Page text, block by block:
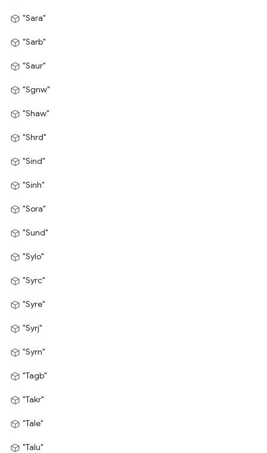
"Sara"
"Sarb"
"Saur"
"Sgnw"
"Shaw"
"Shrd"
"Sind"
"Sinh"
"Sora"
"Sund"
"Sylo"
"Syrc"
"Syre"
"Syrj"
"Syrn"
"Tagb"
"Takr"
"Tale"
"Talu"